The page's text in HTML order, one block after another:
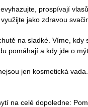
prospívají
jako zdravou
na sladké. Víme, kdy
pomáhají a kdy jde o
jen kosmetická
na celé dopoledne: